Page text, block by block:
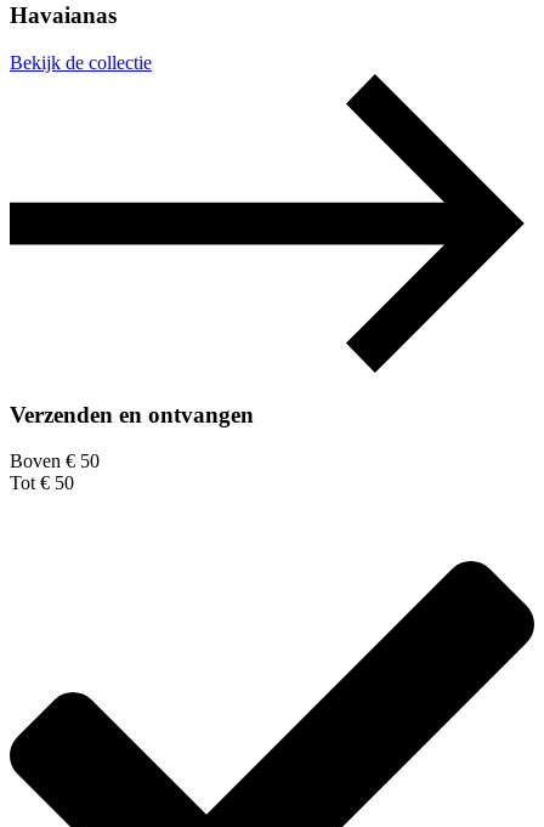
Havaianas
Bekijk de collectie
Verzenden en ontvangen
Boven € 50
Tot € 50